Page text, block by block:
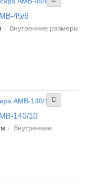
45/6
Внутренние размеры
140/10
Внутренние